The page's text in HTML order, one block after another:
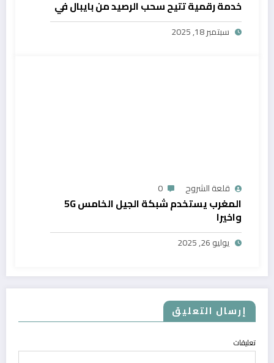
خدمة رقمية تتيح سحب الرصيد من بايبال في
المغرب
سبتمبر 18, 2025
قلعة الشروح 0
المغرب يستخدم شبكة الجيل الخامس 5G
واخيرا
يوليو 26, 2025
إرسال التعليق
تعليقات